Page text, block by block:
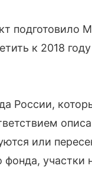
подготовило
к 2018
России,
или
фонда,